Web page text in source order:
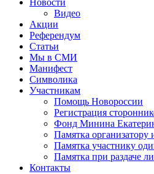
Новости
Видео
Акции
Референдум
Статьи
Мы в СМИ
Манифест
Символика
Участникам
Помощь Новороссии
Регистрация
Фонд Минина
Памятка
Памятка участнику
Памятка при раздаче
Контакты